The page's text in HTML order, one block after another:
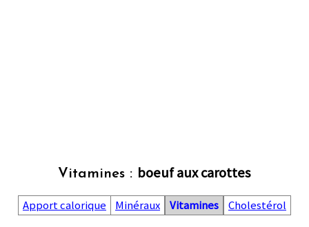
Vitamines : boeuf aux carottes
Apport calorique Minéraux Vitamines Cholestérol